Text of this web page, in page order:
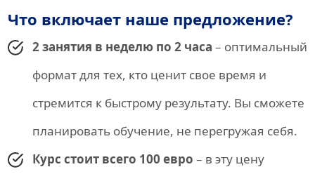
Что включает наше предложение?
2 занятия в неделю по 2 часа – оптимальный
формат для тех, кто ценит свое время и
стремится к быстрому результату. Вы сможете
планировать обучение, не перегружая себя.
Курс стоит всего 100 евро – в эту цену